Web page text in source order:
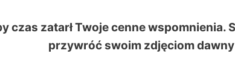
czas zatarł Twoje cenne wspomnienia.
przywróć swoim zdjęciom